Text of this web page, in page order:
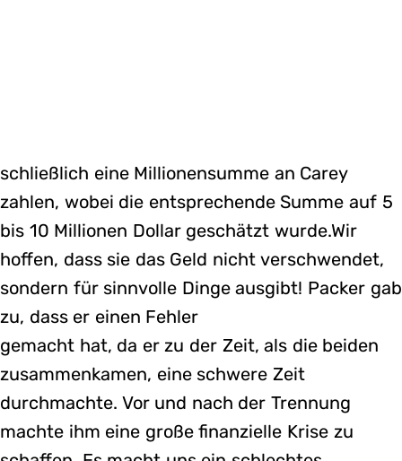
schließlich eine Millionensumme an Carey
zahlen, wobei die entsprechende Summe auf 5
bis 10 Millionen Dollar geschätzt wurde.Wir
hoffen, dass sie das Geld nicht verschwendet,
sondern für sinnvolle Dinge ausgibt! Packer gab
zu, dass er einen Fehler
gemacht hat, da er zu der Zeit, als die beiden
zusammenkamen, eine schwere Zeit
durchmachte. Vor und nach der Trennung
machte ihm eine große finanzielle Krise zu